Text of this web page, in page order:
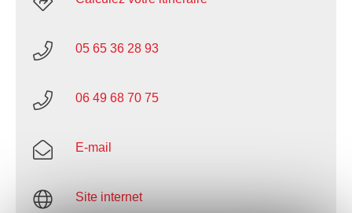
05 65 36 28 93
06 49 68 70 75
E-mail
Site internet